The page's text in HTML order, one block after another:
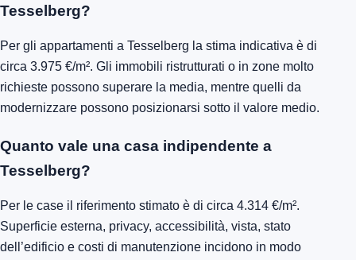
Tesselberg?
Per gli appartamenti a Tesselberg la stima indicativa è di
circa 3.975 €/m². Gli immobili ristrutturati o in zone molto
richieste possono superare la media, mentre quelli da
modernizzare possono posizionarsi sotto il valore medio.
Quanto vale una casa indipendente a
Tesselberg?
Per le case il riferimento stimato è di circa 4.314 €/m².
Superficie esterna, privacy, accessibilità, vista, stato
dell’edificio e costi di manutenzione incidono in modo